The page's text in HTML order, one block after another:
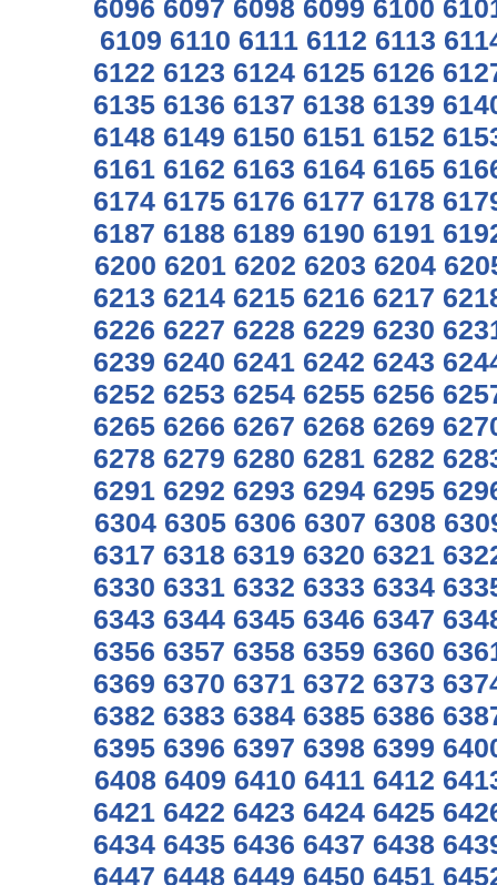
6096 6097 6098 6099 6100
6109 6110 6111 6112 6113
6122 6123 6124 6125 6126
6135 6136 6137 6138 6139
6148 6149 6150 6151 6152
6161 6162 6163 6164 6165
6174 6175 6176 6177 6178
6187 6188 6189 6190 6191
6200 6201 6202 6203 6204
6213 6214 6215 6216 6217
6226 6227 6228 6229 6230
6239 6240 6241 6242 6243
6252 6253 6254 6255 6256
6265 6266 6267 6268 6269
6278 6279 6280 6281 6282
6291 6292 6293 6294 6295
6304 6305 6306 6307 6308
6317 6318 6319 6320 6321
6330 6331 6332 6333 6334
6343 6344 6345 6346 6347
6356 6357 6358 6359 6360
6369 6370 6371 6372 6373
6382 6383 6384 6385 6386
6395 6396 6397 6398 6399
6408 6409 6410 6411 6412
6421 6422 6423 6424 6425
6434 6435 6436 6437 6438
6447 6448 6449 6450 6451